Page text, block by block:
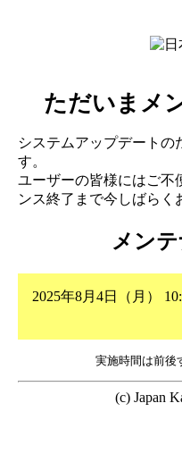
ただいまメ
システムアップデートの
す。
ユーザーの皆様にはご不
ンス終了まで今しばらく
メン
2025年8月4日（月）
実施時間は前後
(c) Japan